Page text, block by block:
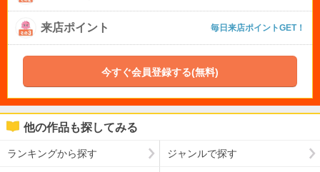
来店ポイント 毎日来店ポイントGET！
今すぐ会員登録する(無料)
他の作品も探してみる
ランキングから探す ジャンルで探す